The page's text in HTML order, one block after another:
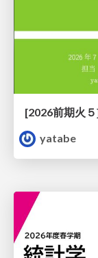
yatabe